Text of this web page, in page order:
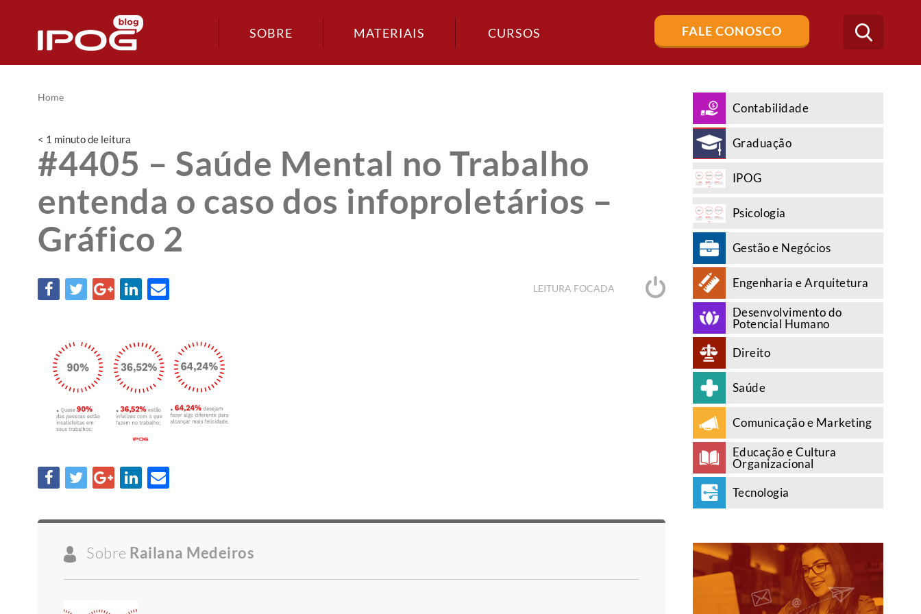
SOBRE MATERIAIS CURSOS FALE CONOSCO
Buscar
no
blog
Home
< 1 minutode leitura
#4405 – Saúde Mental no Trabalho
entenda o caso dos infoproletários –
Gráfico 2
LEITURA FOCADA
Sobre Railana Medeiros
Contabilidade
Graduação
IPOG
Psicologia
Gestão e Negócios
Engenharia e Arquitetura
Desenvolvimento do
Potencial Humano
Direito
Saúde
Comunicação e Marketing
Educação e Cultura
Organizacional
Tecnologia